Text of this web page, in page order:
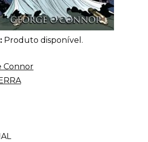
Produto disponível.
Connor